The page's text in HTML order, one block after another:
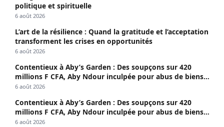
politique et spirituelle
6 août 2026
L’art de la résilience : Quand la gratitude et l’acceptation
transforment les crises en opportunités
6 août 2026
Contentieux à Aby’s Garden : Des soupçons sur 420
millions F CFA, Aby Ndour inculpée pour abus de biens
sociaux
6 août 2026
Contentieux à Aby’s Garden : Des soupçons sur 420
millions F CFA, Aby Ndour inculpée pour abus de biens
sociaux
6 août 2026